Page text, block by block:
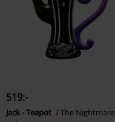
519:-
Jack - Teapot
The Nightmare